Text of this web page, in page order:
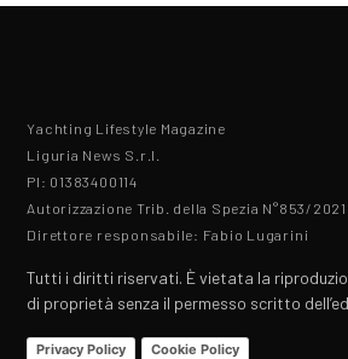
Yachting Lifestyle Magazine
Liguria News S.r.l.
PI: 01383400114
Autorizzazione Trib. della Spezia N°853/2021
Direttore responsabile: Fabio Lugarini
Tutti i diritti riservati. È vietata la
di proprietà senza il permesso scritto
Privacy Policy Cookie Policy